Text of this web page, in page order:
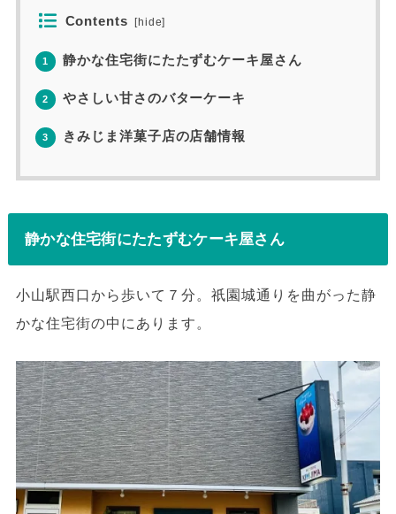
Contents [hide]
1 静かな住宅街にたたずむケーキ屋さん
2 やさしい甘さのバターケーキ
3 きみじま洋菓子店の店舗情報
静かな住宅街にたたずむケーキ屋さん
小山駅西口から歩いて７分。祇園城通りを曲がった静
かな住宅街の中にあります。